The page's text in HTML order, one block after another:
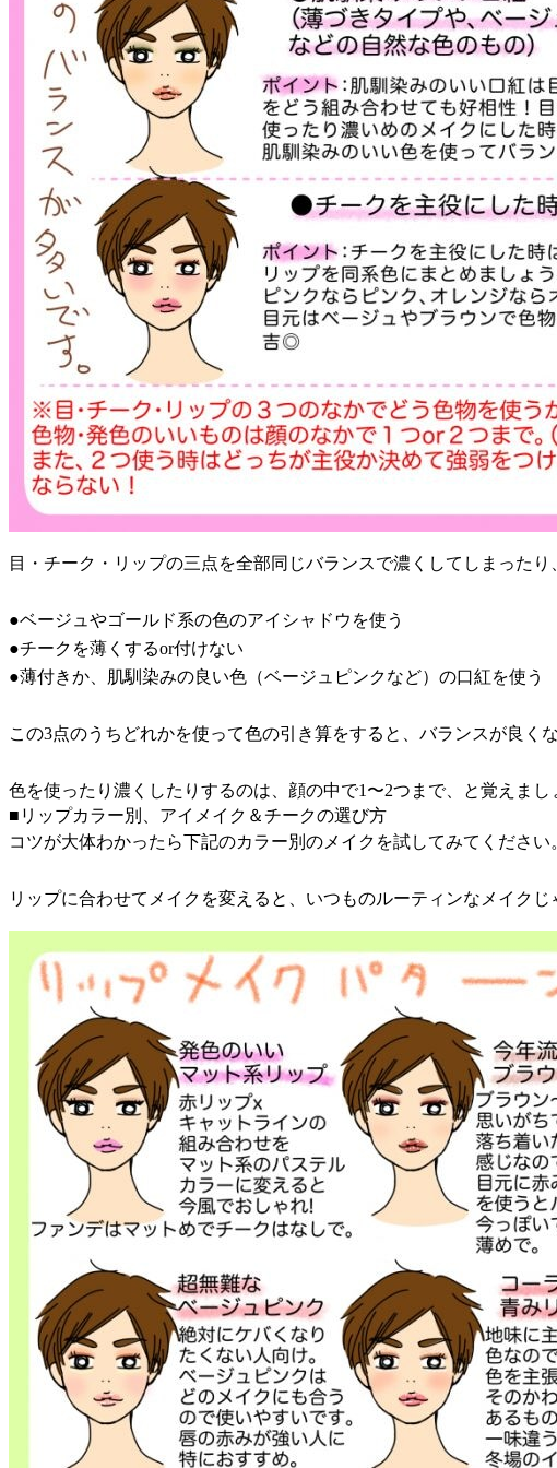
目・チーク・リップの三点を全部同じバランスで濃くしてしまった
●ベージュやゴールド系の色のアイシャドウを使う
●チークを薄くするor付けない
●薄付きか、肌馴染みの良い色（ベージュピンクなど）の口紅を使う
この3点のうちどれかを使って色の引き算をすると、バランスが良く
色を使ったり濃くしたりするのは、顔の中で1〜2つまで、と覚えま
■リップカラー別、アイメイク＆チークの選び方
コツが大体わかったら下記のカラー別のメイクを試してみてください
リップに合わせてメイクを変えると、いつものルーティンなメイク